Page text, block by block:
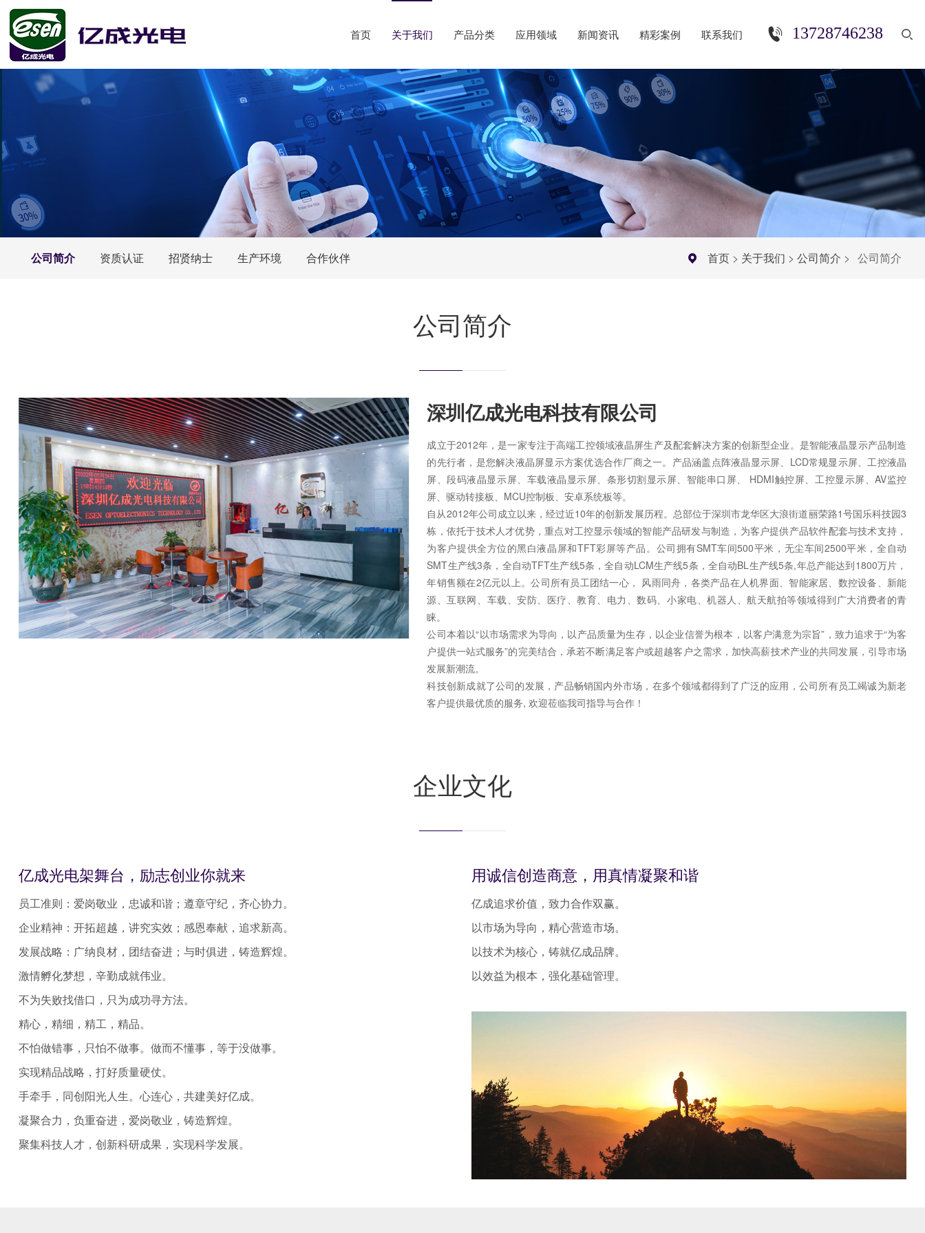
13728746238
首页 关于我们 产品分类 应用领域 新闻资讯 精彩案例 联系我们
公司简介 资质认证 招贤纳士 生产环境 合作伙伴 首页 > 关于我们 >公司简介 > 公司简介
公司简介
深圳亿成光电科技有限公司
成立于2012年，是一家专注于高端工控领域液晶屏生产及配套解决方案的创新型企业。是智能液晶显示产品制造
的先行者，是您解决液晶屏显示方案优选合作厂商之一。产品涵盖点阵液晶显示屏、LCD常规显示屏、工控液晶
屏、段码液晶显示屏、车载液晶显示屏、条形切割显示屏、智能串口屏、 HDMI触控屏、工控显示屏、AV监控
屏、驱动转接板、MCU控制板、安卓系统板等。
自从2012年公司成立以来，经过近10年的创新发展历程。总部位于深圳市龙华区大浪街道丽荣路1号国乐科技园3
栋，依托于技术人才优势，重点对工控显示领域的智能产品研发与制造，为客户提供产品软件配套与技术支持，
为客户提供全方位的黑白液晶屏和TFT彩屏等产品。公司拥有SMT车间500平米，无尘车间2500平米，全自动
SMT生产线3条，全自动TFT生产线5条，全自动LCM生产线5条，全自动BL生产线5条,年总产能达到1800万片，
年销售额在2亿元以上。公司所有员工团结一心， 风雨同舟，各类产品在人机界面、智能家居、数控设备、新能
源、互联网、车载、安防、医疗、教育、电力、数码、小家电、机器人、航天航拍等领域得到广大消费者的青
睐。
公司本着以“以市场需求为导向，以产品质量为生存，以企业信誉为根本，以客户满意为宗旨”，致力追求于“为客
户提供一站式服务”的完美结合，承若不断满足客户或超越客户之需求，加快高薪技术产业的共同发展，引导市场
发展新潮流。
科技创新成就了公司的发展，产品畅销国内外市场，在多个领域都得到了广泛的应用，公司所有员工竭诚为新老
客户提供最优质的服务, 欢迎莅临我司指导与合作！
企业文化
亿成光电架舞台，励志创业你就来
员工准则：爱岗敬业，忠诚和谐；遵章守纪，齐心协力。
企业精神：开拓超越，讲究实效；感恩奉献，追求新高。
发展战略：广纳良材，团结奋进；与时俱进，铸造辉煌。
激情孵化梦想，辛勤成就伟业。
不为失败找借口，只为成功寻方法。
精心，精细，精工，精品。
不怕做错事，只怕不做事。做而不懂事，等于没做事。
实现精品战略，打好质量硬仗。
手牵手，同创阳光人生。心连心，共建美好亿成。
凝聚合力，负重奋进，爱岗敬业，铸造辉煌。
聚集科技人才，创新科研成果，实现科学发展。
用诚信创造商意，用真情凝聚和谐
亿成追求价值，致力合作双赢。
以市场为导向，精心营造市场。
以技术为核心，铸就亿成品牌。
以效益为根本，强化基础管理。